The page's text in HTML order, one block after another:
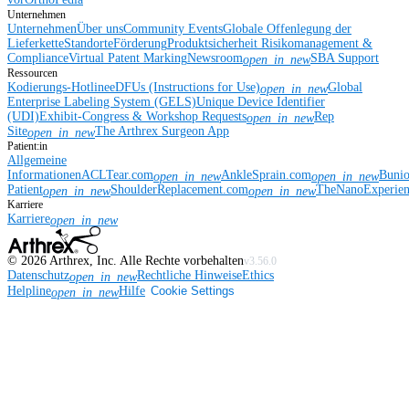
Unternehmen
UnternehmenÜber unsCommunity EventsGlobale Offenlegung der
LieferketteStandorteFörderungProduktsicherheit Risikomanagement &
ComplianceVirtual Patent MarkingNewsroomopen_in_newSBA Support
Ressourcen
Kodierungs-HotlineeDFUs (Instructions for Use)open_in_newGlobal
Enterprise Labeling System (GELS)Unique Device Identifier
(UDI)Exhibit-Congress & Workshop Requestsopen_in_newRep
Siteopen_in_newThe Arthrex Surgeon App
Patient:in
Allgemeine
InformationenACLTear.comopen_in_newAnkleSprain.comopen_in_new
Patientopen_in_newShoulderReplacement.comopen_in_new
Karriere
Karriereopen_in_new
© 2026 Arthrex, Inc. Alle Rechte vorbehaltenv3.56.0
Datenschutzopen_in_newRechtliche HinweiseEthics
Helplineopen_in_newHilfe Cookie Settings